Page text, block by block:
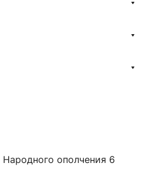
ополчения 6